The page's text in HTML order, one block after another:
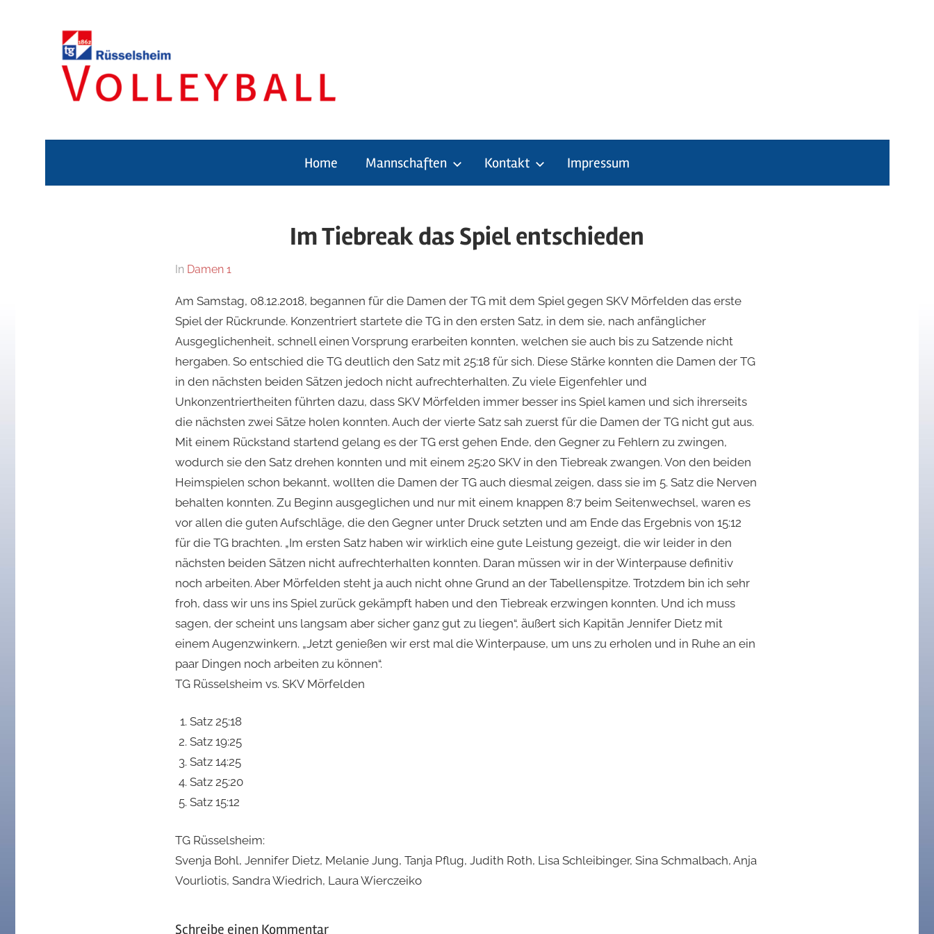
TG
Rüsselsheim
Volleyballabteilung
Home Mannschaften Kontakt Impressum
Im Tiebreak das Spiel entschieden
Am
Dezember
2018
Von
Dietz
In Damen 1
Am Samstag, 08.12.2018, begannen für die Damen der TG mit dem Spiel gegen SKV Mörfelden das erste
Spiel der Rückrunde. Konzentriert startete die TG in den ersten Satz, in dem sie, nach anfänglicher
Ausgeglichenheit, schnell einen Vorsprung erarbeiten konnten, welchen sie auch bis zu Satzende nicht
hergaben. So entschied die TG deutlich den Satz mit 25:18 für sich. Diese Stärke konnten die Damen der TG
in den nächsten beiden Sätzen jedoch nicht aufrechterhalten. Zu viele Eigenfehler und
Unkonzentriertheiten führten dazu, dass SKV Mörfelden immer besser ins Spiel kamen und sich ihrerseits
die nächsten zwei Sätze holen konnten. Auch der vierte Satz sah zuerst für die Damen der TG nicht gut aus.
Mit einem Rückstand startend gelang es der TG erst gehen Ende, den Gegner zu Fehlern zu zwingen,
wodurch sie den Satz drehen konnten und mit einem 25:20 SKV in den Tiebreak zwangen. Von den beiden
Heimspielen schon bekannt, wollten die Damen der TG auch diesmal zeigen, dass sie im 5. Satz die Nerven
behalten konnten. Zu Beginn ausgeglichen und nur mit einem knappen 8:7 beim Seitenwechsel, waren es
vor allen die guten Aufschläge, die den Gegner unter Druck setzten und am Ende das Ergebnis von 15:12
für die TG brachten. „Im ersten Satz haben wir wirklich eine gute Leistung gezeigt, die wir leider in den
nächsten beiden Sätzen nicht aufrechterhalten konnten. Daran müssen wir in der Winterpause definitiv
noch arbeiten. Aber Mörfelden steht ja auch nicht ohne Grund an der Tabellenspitze. Trotzdem bin ich sehr
froh, dass wir uns ins Spiel zurück gekämpft haben und den Tiebreak erzwingen konnten. Und ich muss
sagen, der scheint uns langsam aber sicher ganz gut zu liegen“, äußert sich Kapitän Jennifer Dietz mit
einem Augenzwinkern. „Jetzt genießen wir erst mal die Winterpause, um uns zu erholen und in Ruhe an ein
paar Dingen noch arbeiten zu können“.
TG Rüsselsheim vs. SKV Mörfelden
Satz 25:18
Satz 19:25
Satz 14:25
Satz 25:20
Satz 15:12
TG Rüsselsheim:
Svenja Bohl, Jennifer Dietz, Melanie Jung, Tanja Pflug, Judith Roth, Lisa Schleibinger, Sina Schmalbach, Anja
Vourliotis, Sandra Wiedrich, Laura Wierczeiko
Schreibe einen Kommentar